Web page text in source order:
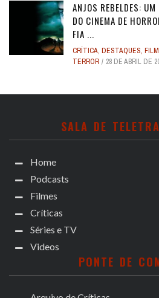
ANJOS REBELDES:
DO CINEMA DE
FIA ...
CRÍTICA, DESTAQUES,
TERROR
28 DE ABRIL DE
SALA DE
Home
Podcasts
Filmes
Críticas
Séries e TV
Videos
PONTE DE